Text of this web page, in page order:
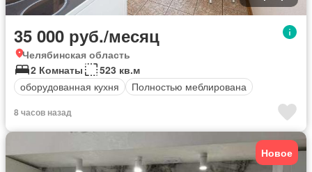
35 000 руб./месяц
Челябинская область
2 Комнаты
523 кв.м
оборудованная кухня
Полностью меблирована
8 часов назад
Новое